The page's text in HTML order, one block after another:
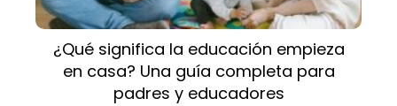
¿Qué significa la educación empieza
en casa? Una guía completa para
padres y educadores